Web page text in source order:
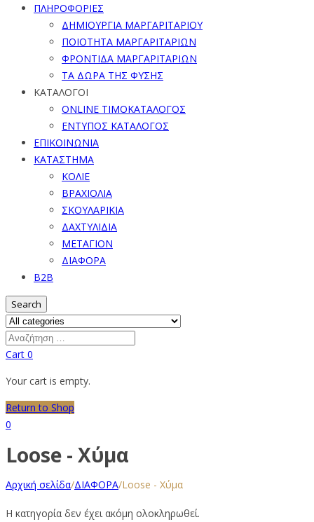
ΠΛΗΡΟΦΟΡΙΕΣ
ΔΗΜΙΟΥΡΓΙΑ ΜΑΡΓΑΡΙΤΑΡΙΟΥ
ΠΟΙΟΤΗΤΑ ΜΑΡΓΑΡΙΤΑΡΙΩΝ
ΦΡΟΝΤΙΔΑ ΜΑΡΓΑΡΙΤΑΡΙΩΝ
ΤΑ ΔΩΡΑ ΤΗΣ ΦΥΣΗΣ
ΚΑΤΑΛΟΓΟΙ
ONLINE ΤΙΜΟΚΑΤΑΛΟΓΟΣ
ΕΝΤΥΠΟΣ ΚΑΤΑΛΟΓΟΣ
ΕΠΙΚΟΙΝΩΝΙΑ
ΚΑΤΑΣΤΗΜΑ
ΚΟΛΙΕ
ΒΡΑΧΙΟΛΙΑ
ΣΚΟΥΛΑΡΙΚΙΑ
ΔΑΧΤΥΛΙΔΙΑ
ΜΕΤΑΓΙΟΝ
ΔΙΑΦΟΡΑ
B2B
Search
Cart 0
Your cart is empty.
Return to Shop
0
Loose - Χύμα
Αρχική σελίδα/ΔΙΑΦΟΡΑ/Loose - Χύμα
Η κατηγορία δεν έχει ακόμη ολοκληρωθεί.